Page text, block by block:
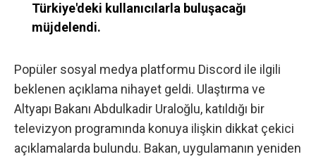
Türkiye'deki kullanıcılarla buluşacağı
müjdelendi.
Popüler sosyal medya platformu Discord ile ilgili
beklenen açıklama nihayet geldi. Ulaştırma ve
Altyapı Bakanı Abdulkadir Uraloğlu, katıldığı bir
televizyon programında konuya ilişkin dikkat çekici
açıklamalarda bulundu. Bakan, uygulamanın yeniden